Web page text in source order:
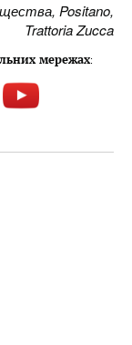
Positano,
Trattoria Zucca
мережах: